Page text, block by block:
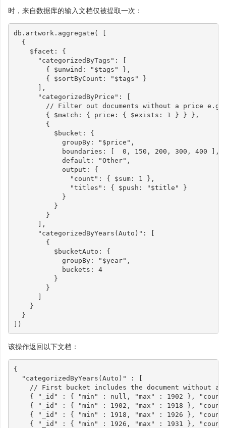
时，来自数据库的输入文档仅被提取一次：
db . artwork . aggregate (
[
{
$facet :
{
"categorizedByTags" :
[
{
$unwind : "$tags"
},
{
$sortByCount : "$tags"
}
],
"categorizedByPrice" :
[
// Filter out documents without a price
{
$match : { price : { $exists : 1 } }
},
{
$bucket :
{
groupBy: "$price" ,
boundaries : [ 0 , 150 , 200 , 300 , 400
],
default : "Other" ,
output :
{
"count" : { $sum: 1
},
"titles" : { $push : "$title"
}
}
}
}
],
"categorizedByYears(Auto)" :
[
{
$bucketAuto :
{
groupBy: "$year" ,
buckets :
4
}
}
]
}
}
])
该操作返回以下文档：
{
"categorizedByYears(Auto)"
:
[
// First bucket includes the document without
{
"_id" : { "min" : null , "max" : 1902 },
{
"_id" : { "min" : 1902 , "max" : 1918 },
{
"_id" : { "min" : 1918 , "max" : 1926 },
{
"_id" : { "min" : 1926 , "max" : 1931 },